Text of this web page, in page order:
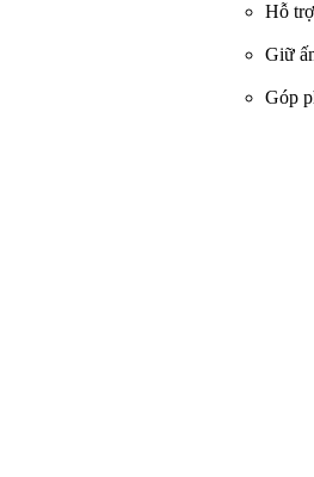
Hỗ
Giữ
Góp